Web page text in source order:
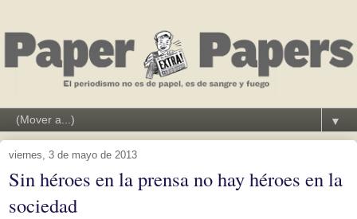
▼
viernes, 3 de mayo de 2013
Sin héroes en la prensa no hay héroes en la
sociedad